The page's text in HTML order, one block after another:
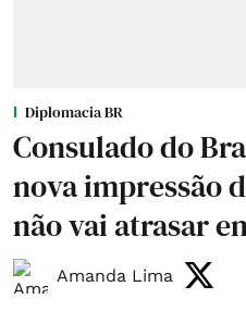
Diplomacia BR
Consulado do
nova impressão
não vai atrasar
Amanda Lima